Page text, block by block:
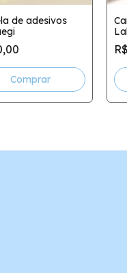
de adesivos